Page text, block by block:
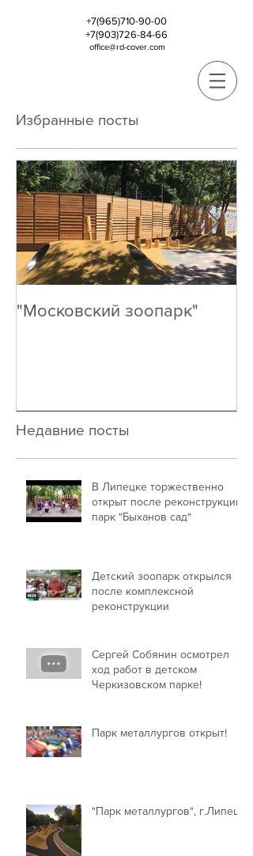
+7(965)710-90-00
+7(903)726-84-66
office@rd-cover.com
Избранные посты
"Московский зоопарк"
Недавние посты
В Липецке торжественно
открыт после реконструкции
парк "Быханов сад"
Детский зоопарк открылся
после комплексной
реконструкции
Сергей Собянин осмотрел
ход работ в детском
Черкизовском парке!
Парк металлургов открыт!
"Парк металлургов", г.Липецк